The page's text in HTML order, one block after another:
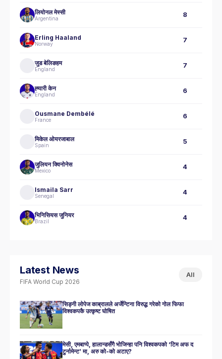
लियोनल मेस्सी
Argentina 8
Erling Haaland
Norway 7
जुड बेलिङहम
England 7
ह्‍यारी केन
England 6
Ousmane Dembélé
France 6
मिकेल ओयरजाबाल
Spain 5
जुलियन क्विनोनेस
Mexico 4
Ismaila Sarr
Senegal 4
भिनिसियस जुनियर
Brazil 4
Latest News
FIFA World Cup 2026
All
सिड्नी लोपेज काब्रालले अर्जेन्टिना विरुद्ध गरेको गोल फिफा
विश्वकपकै उत्कृष्ट घोषित
मेसी, एमबाप्पे, हालान्डसँगै भोजिन्हा पनि विश्वकपको ‘टिम अफ द
टुर्नामेन्ट’ मा, अरु को-को अटाए?